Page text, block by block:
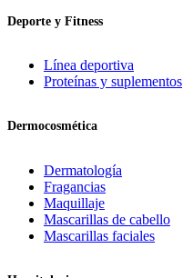
Deporte y Fitness
Línea deportiva
Proteínas y suplementos
Dermocosmética
Dermatología
Fragancias
Maquillaje
Mascarillas de cabello
Mascarillas faciales